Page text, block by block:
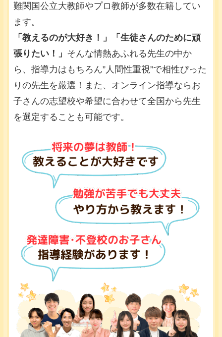
難関国公立大教師やプロ教師が多数在籍してい
ます。
「教えるのが大好き！」「生徒さんのために頑
張りたい！」 そんな情熱あふれる先生の中か
ら、指導力はもちろん”人間性重視”で相性ぴった
りの先生を厳選！また、オンライン指導ならお
子さんの志望校や希望に合わせて全国から先生
を選定することも可能です。